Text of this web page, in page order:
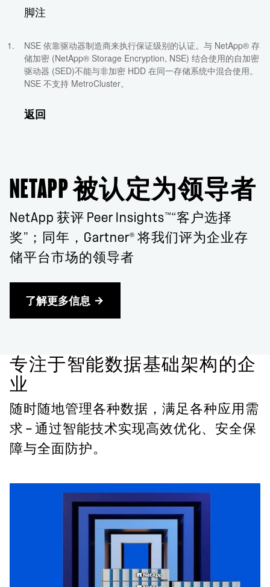
脚注
NSE 依靠驱动器制造商来执行保证级别的认证。与 NetApp® 存
储加密 (NetApp® Storage Encryption, NSE) 结合使用的自加密
驱动器 (SED)不能与非加密 HDD 在同一存储系统中混合使用。
NSE 不支持 MetroCluster。
返回
NETAPP 被认定为领导者
NetApp 获评 Peer Insights™“客户选择
奖”；同年，Gartner® 将我们评为企业存
储平台市场的领导者
了解更多信息
专注于智能数据基础架构的企
业
随时随地管理各种数据，满足各种应用需
求 — 通过智能技术实现高效优化、安全保
障与全面防护。